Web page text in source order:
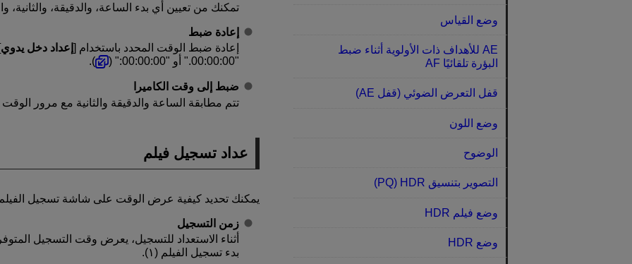
تمكنك من تعيين أي بدء الساعة، والدقيقة، والثانية،
إعادة ضبط
إعادة ضبط الوقت المحدد باستخدام [إعداد دخل يدوي
"00:00:00." أو "00:00:00:" (
).
ضبط إلى وقت الكاميرا
تتم مطابقة الساعة والدقيقة والثانية مع مرور الوقت
عداد تسجيل فيلم
يمكنك تحديد كيفية عرض الوقت على شاشة تسجيل
زمن التسجيل
أثناء الاستعداد للتسجيل، يعرض وقت التسجيل
بدء تسجيل الفيلم (١).
وضع القياس
AE للأهداف ذات الأولوية أثناء ضبط
البؤرة تلقائيًا AF‏
قفل التعرض الضوئي (قفل AE)‏
وضع اللون
الوضوح
التصوير بتنسيق HDR ‏(PQ)‏
وضع فيلم HDR‏
وضع HDR‏